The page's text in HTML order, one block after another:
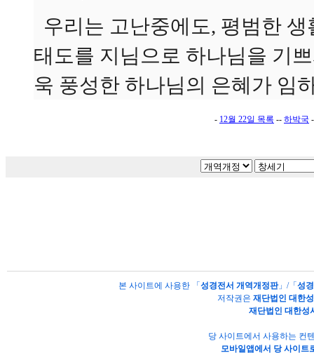
우리는 고난중에도, 평범한
태도를 지님으로 하나님을 기
욱 풍성한 하나님의 은혜가 임
- 12월 22일 목록 -- 하박국
본 사이트에 사용한 「 성경전서 개역개정판」/「 성
저작권은 재단법인 대한
재단법인 대한성
당 사이트에서 사용하는 컨
모바일앱에서 당 사이트